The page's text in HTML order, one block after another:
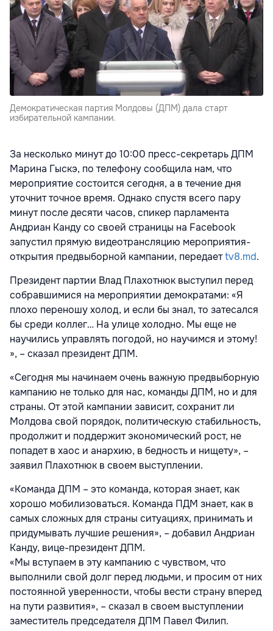
Демократическая партия Молдовы (ДПМ) дала старт
избирательной кампании.
За несколько минут до 10:00 пресс-секретарь ДПМ
Марина Гыскэ, по телефону сообщила нам, что
мероприятие состоится сегодня, а в течение дня
уточнит точное время. Однако спустя всего пару
минут после десяти часов, спикер парламента
Андриан Канду со своей страницы на Facebook
запустил прямую видеотрансляцию мероприятия-
открытия предвыборной кампании, передаетtv8.md.
Президент партии Влад Плахотнюк выступил перед
собравшимися на мероприятии демократами: «Я
плохо переношу холод, и если бы знал, то затесался
бы среди коллег… На улице холодно. Мы еще не
научились управлять погодой, но научимся и этому!
», – сказал президент ДПМ.
«Сегодня мы начинаем очень важную предвыборную
кампанию не только для нас, команды ДПМ, но и для
страны. От этой кампании зависит, сохранит ли
Молдова свой порядок, политическую стабильность,
продолжит и поддержит экономический рост, не
попадет в хаос и анархию, в бедность и нищету», –
заявил Плахотнюк в своем выступлении.
«Команда ДПМ – это команда, которая знает, как
хорошо мобилизоваться. Команда ПДМ знает, как в
самых сложных для страны ситуациях, принимать и
придумывать лучшие решения», – добавил Андриан
Канду, вице-президент ДПМ.
«Мы вступаем в эту кампанию с чувством, что
выполнили свой долг перед людьми, и просим от них
постоянной уверенности, чтобы вести страну вперед
на пути развития», – сказал в своем выступлении
заместитель председателя ДПМ Павел Филип.